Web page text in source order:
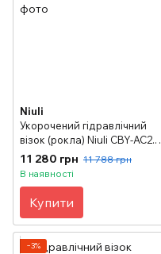
Niuli
Укорочений гідравлічний
візок (рокла) Niuli CBY-АС2.5
(2500 кг), 550х800 мм
11 280 грн 11 788 грн
В наявності
Купити
−3%